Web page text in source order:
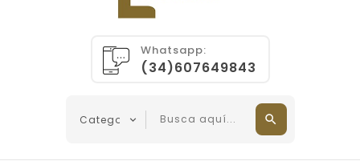
Whatsapp:
(34)607649843